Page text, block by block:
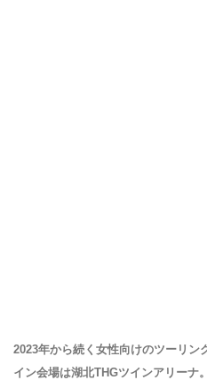
2023年から続く女性向けのツーリン
イン会場は湖北THGツインアリーナ